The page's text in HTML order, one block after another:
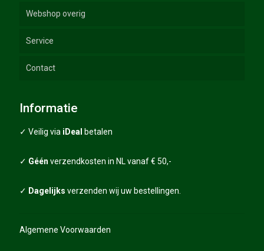
Elektrische Golftrolleys
GT-lijn
Duw Trolleys
Trolley accessoires
Webshop overig
Golftassen
Golfhandschoenen
Service
Handleidingen
Contact
Informatie
✓ Veilig via iDeal betalen
✓ Géén verzendkosten in NL vanaf € 50,-
✓ Dagelijks verzenden wij uw bestellingen.
Algemene Voorwaarden